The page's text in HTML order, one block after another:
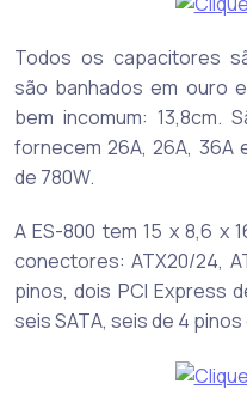
Todos os capacitores
são banhados em ouro
bem incomum: 13,8cm.
fornecem 26A, 26A, 36A
de 780W.
A ES-800 tem 15 x 8,6 x
conectores: ATX20/24,
pinos, dois PCI Express
seis SATA, seis de 4